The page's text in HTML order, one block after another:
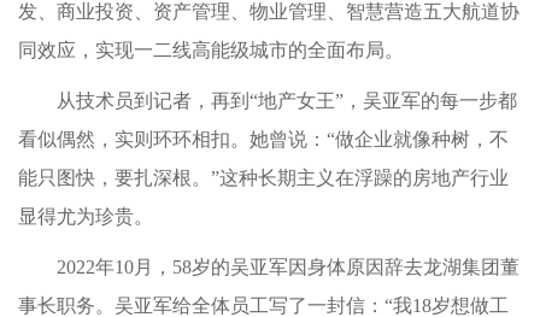
发、商业投资、资产管理、物业管理、智慧营造五大航道协
同效应，实现一二线高能级城市的全面布局。
从技术员到记者，再到“地产女王”，吴亚军的每一步都
看似偶然，实则环环相扣。她曾说：“做企业就像种树，不
能只图快，要扎深根。”这种长期主义在浮躁的房地产行业
显得尤为珍贵。
2022年10月，58岁的吴亚军因身体原因辞去龙湖集团董
事长职务。吴亚军给全体员工写了一封信：“我18岁想做工